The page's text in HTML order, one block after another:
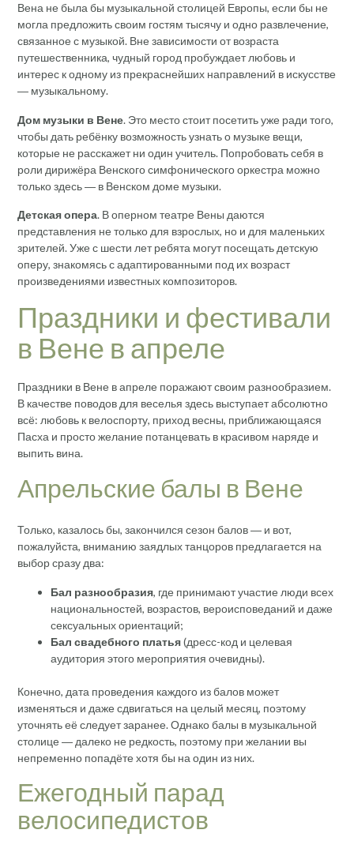
Вена не была бы музыкальной столицей Европы, если бы не
могла предложить своим гостям тысячу и одно развлечение,
связанное с музыкой. Вне зависимости от возраста
путешественника, чудный город пробуждает любовь и
интерес к одному из прекраснейших направлений в искусстве
― музыкальному.
Дом музыки в Вене. Это место стоит посетить уже ради того,
чтобы дать ребёнку возможность узнать о музыке вещи,
которые не расскажет ни один учитель. Попробовать себя в
роли дирижёра Венского симфонического оркестра можно
только здесь ― в Венском доме музыки.
Детская опера. В оперном театре Вены даются
представления не только для взрослых, но и для маленьких
зрителей. Уже с шести лет ребята могут посещать детскую
оперу, знакомясь с адаптированными под их возраст
произведениями известных композиторов.
Праздники и фестивали
в Вене в апреле
Праздники в Вене в апреле поражают своим разнообразием.
В качестве поводов для веселья здесь выступает абсолютно
всё: любовь к велоспорту, приход весны, приближающаяся
Пасха и просто желание потанцевать в красивом наряде и
выпить вина.
Апрельские балы в Вене
Только, казалось бы, закончился сезон балов ― и вот,
пожалуйста, вниманию заядлых танцоров предлагается на
выбор сразу два:
Бал разнообразия, где принимают участие люди всех
национальностей, возрастов, вероисповеданий и даже
сексуальных ориентаций;
Бал свадебного платья(дресс-код и целевая
аудитория этого мероприятия очевидны).
Конечно, дата проведения каждого из балов может
изменяться и даже сдвигаться на целый месяц, поэтому
уточнять её следует заранее. Однако балы в музыкальной
столице ― далеко не редкость, поэтому при желании вы
непременно попадёте хотя бы на один из них.
Ежегодный парад
велосипедистов